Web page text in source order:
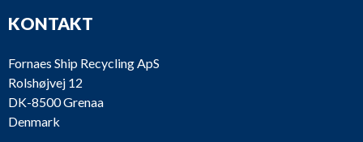
KONTAKT
Fornaes Ship Recycling ApS
Rolshøjvej 12
DK-8500 Grenaa
Denmark